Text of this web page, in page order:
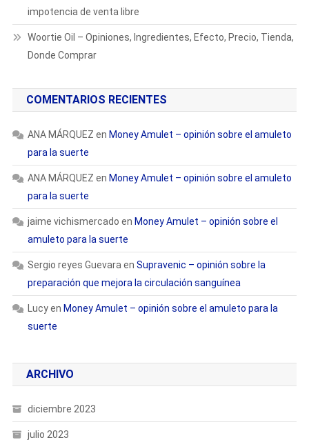
impotencia de venta libre
Woortie Oil – Opiniones, Ingredientes, Efecto, Precio, Tienda,
Donde Comprar
COMENTARIOS RECIENTES
ANA MÁRQUEZ en Money Amulet – opinión sobre el amuleto
para la suerte
ANA MÁRQUEZ en Money Amulet – opinión sobre el amuleto
para la suerte
jaime vichismercado en Money Amulet – opinión sobre el
amuleto para la suerte
Sergio reyes Guevara en Supravenic – opinión sobre la
preparación que mejora la circulación sanguínea
Lucyen Money Amulet – opinión sobre el amuleto para la
suerte
ARCHIVO
diciembre 2023
julio 2023